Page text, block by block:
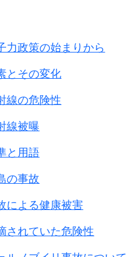
です
のグラフ
の罠｣から
力政策の始まりから
とその変化
線の危険性
線被曝
と用語
の事故
による健康被害
されていた危険性